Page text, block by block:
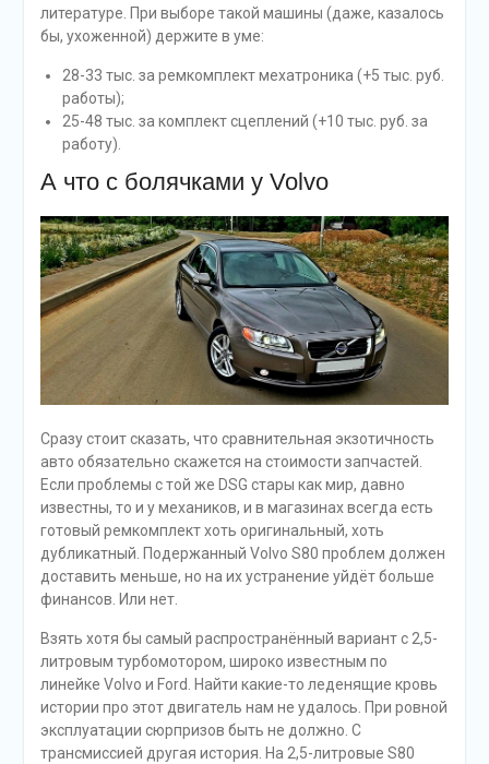
литературе. При выборе такой машины (даже, казалось
бы, ухоженной) держите в уме:
28-33 тыс. за ремкомплект мехатроника (+5 тыс. руб.
работы);
25-48 тыс. за комплект сцеплений (+10 тыс. руб. за
работу).
А что с болячками у Volvo
Сразу стоит сказать, что сравнительная экзотичность
авто обязательно скажется на стоимости запчастей.
Если проблемы с той же DSG стары как мир, давно
известны, то и у механиков, и в магазинах всегда есть
готовый ремкомплект хоть оригинальный, хоть
дубликатный. Подержанный Volvo S80 проблем должен
доставить меньше, но на их устранение уйдёт больше
финансов. Или нет.
Взять хотя бы самый распространённый вариант с 2,5-
литровым турбомотором, широко известным по
линейке Volvo и Ford. Найти какие-то леденящие кровь
истории про этот двигатель нам не удалось. При ровной
эксплуатации сюрпризов быть не должно. С
трансмиссией другая история. На 2,5-литровые S80